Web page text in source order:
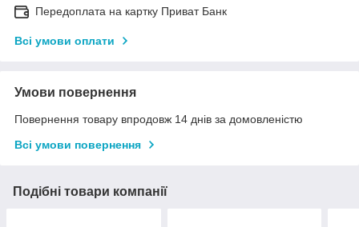
Передоплата на картку Приват Банк
Всі умови оплати
Умови повернення
Повернення товару впродовж 14 днів за домовленістю
Всі умови повернення
Подібні товари компанії